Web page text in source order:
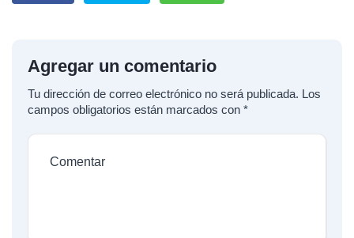
Agregar un comentario
Tu dirección de correo electrónico no será publicada. Los
campos obligatorios están marcados con *